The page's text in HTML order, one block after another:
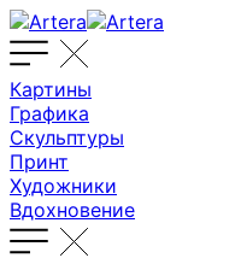
Картины
Графика
Скульптуры
Принт
Художники
Вдохновение